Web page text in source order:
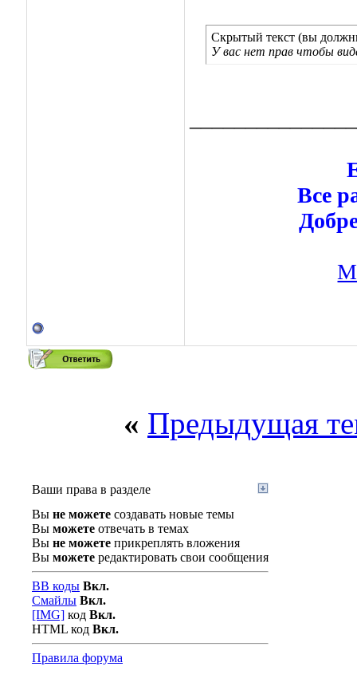
Скрытый текст (вы
У вас нет прав чтобы
Все
« Предыдущая
Ваши права в разделе
Вы не можете создавать новые темы
Вы можете отвечать в темах
Вы не можете прикреплять вложения
Вы можете редактировать свои сообщения
BB коды Вкл.
Смайлы Вкл.
[IMG] код Вкл.
HTML код Вкл.
Правила форума